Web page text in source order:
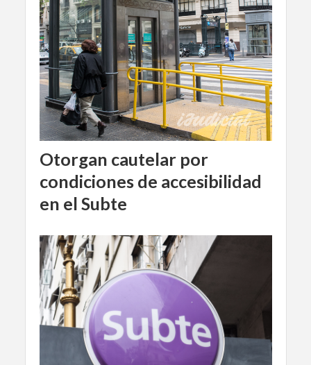
Otorgan cautelar por
condiciones de accesibilidad
en el Subte